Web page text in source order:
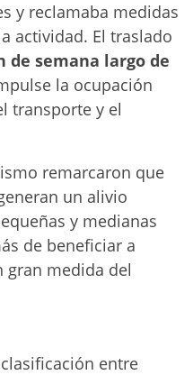
y reclamaba medidas
actividad. El traslado
de semana largo de
la ocupación
transporte y el
remarcaron que
un alivio
y medianas
de beneficiar a
gran medida del
entre